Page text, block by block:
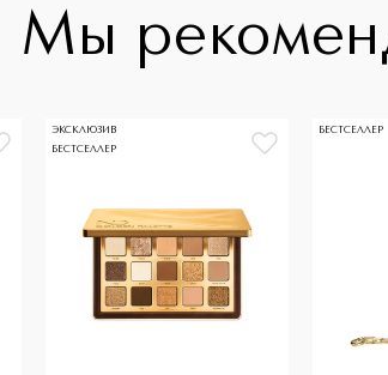
Мы
ЭКСКЛЮЗИВ
БЕСТСЕЛЛЕР
БЕСТСЕЛЛЕР